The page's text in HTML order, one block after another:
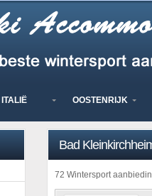
ITALIË OOSTENRIJK
Bad
72 Wintersport